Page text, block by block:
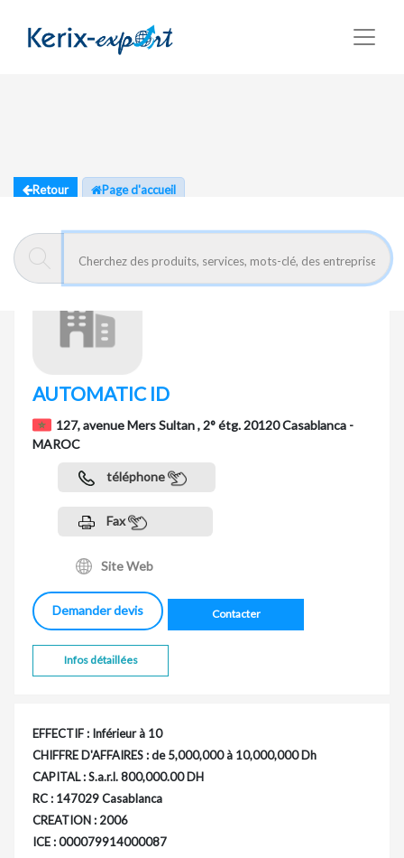
Retour Page d'accueil
AUTOMATIC ID
127, avenue Mers Sultan , 2° étg. 20120 Casablanca -
MAROC
téléphone
Fax
Site Web
Demander devis Contacter
Infos détaillées
EFFECTIF : Inférieur à 10
CHIFFRE D'AFFAIRES : de 5,000,000 à 10,000,000 Dh
CAPITAL : S.a.r.l. 800,000.00 DH
RC : 147029 Casablanca
CREATION : 2006
ICE : 000079914000087